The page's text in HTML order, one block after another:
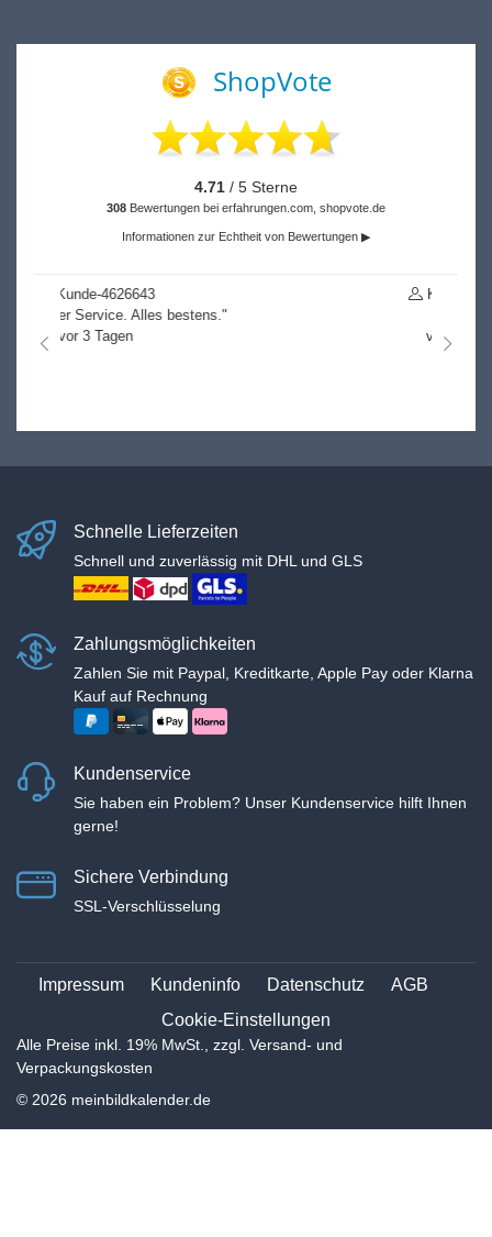
ShopVote
4.71 / 5 Sterne
308 Bewertungen bei erfahrungen.com, shopvote.de
Informationen zur Echtheit von Bewertungen ▶
nach links
nach
Schnelle Lieferzeiten
Schnell und zuverlässig mit DHL und GLS
Zahlungsmöglichkeiten
Zahlen Sie mit Paypal, Kreditkarte, Apple Pay oder Klarna
Kauf auf Rechnung
Kundenservice
Sie haben ein Problem? Unser Kundenservice hilft Ihnen
gerne!
Sichere Verbindung
SSL-Verschlüsselung
Impressum Kundeninfo Datenschutz
AGB
Cookie-Einstellungen
Alle Preise inkl. 19% MwSt., zzgl. Versand- und
Verpackungskosten
© 2026 meinbildkalender.de